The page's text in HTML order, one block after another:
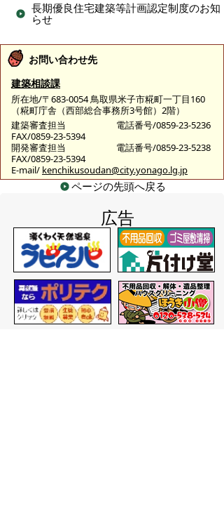
長期優良住宅建築等計画認定制度のお知
らせ
お問い合わせ先
建築相談課
所在地/〒683-0054 鳥取県米子市糀町一丁目160
（糀町庁舎（西部総合事務所3号館）2階）
建築審査担当
電話番号/0859-23-5236
FAX/0859-23-5394
開発審査担当
電話番号/0859-23-5238
FAX/0859-23-5394
E-mail/ kenchikusoudan@city.yonago.lg.jp
ページの先頭へ戻る
広告